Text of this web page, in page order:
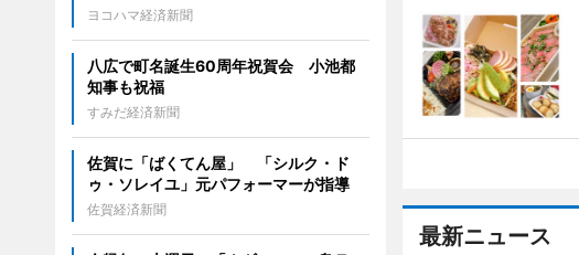
最新ニュース
ヨコハマ経済新聞
八広で町名誕生60周年祝賀会 小池都
知事も祝福
すみだ経済新聞
佐賀に「ばくてん屋」 「シルク・ド
ゥ・ソレイユ」元パフォーマーが指導
佐賀経済新聞